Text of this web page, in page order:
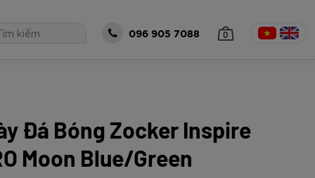
096 905 7088 0
MUA HÀNG
Đá Bóng Zocker Inspire
Moon Blue/Green